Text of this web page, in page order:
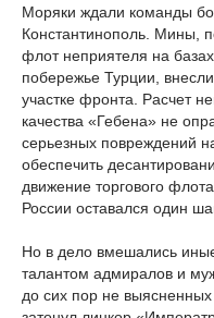
Моряки ждали команды
Константинополь. Мины,
флот неприятеля на
побережье Турции,
участке фронта. Расчет
качества «Гебена» не
серьезных повреждений
обеспечить
движение торгового
России оставался один
Но в дело вмешались
талантом адмиралов и
до сих пор не выясненных